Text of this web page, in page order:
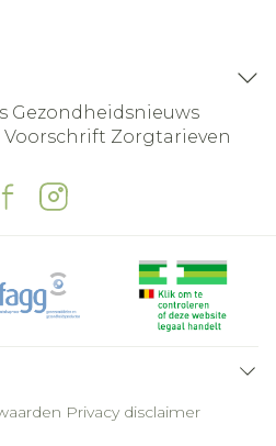
Gezondheidsnieuws
Voorschrift Zorgtarieven
Privacy disclaimer